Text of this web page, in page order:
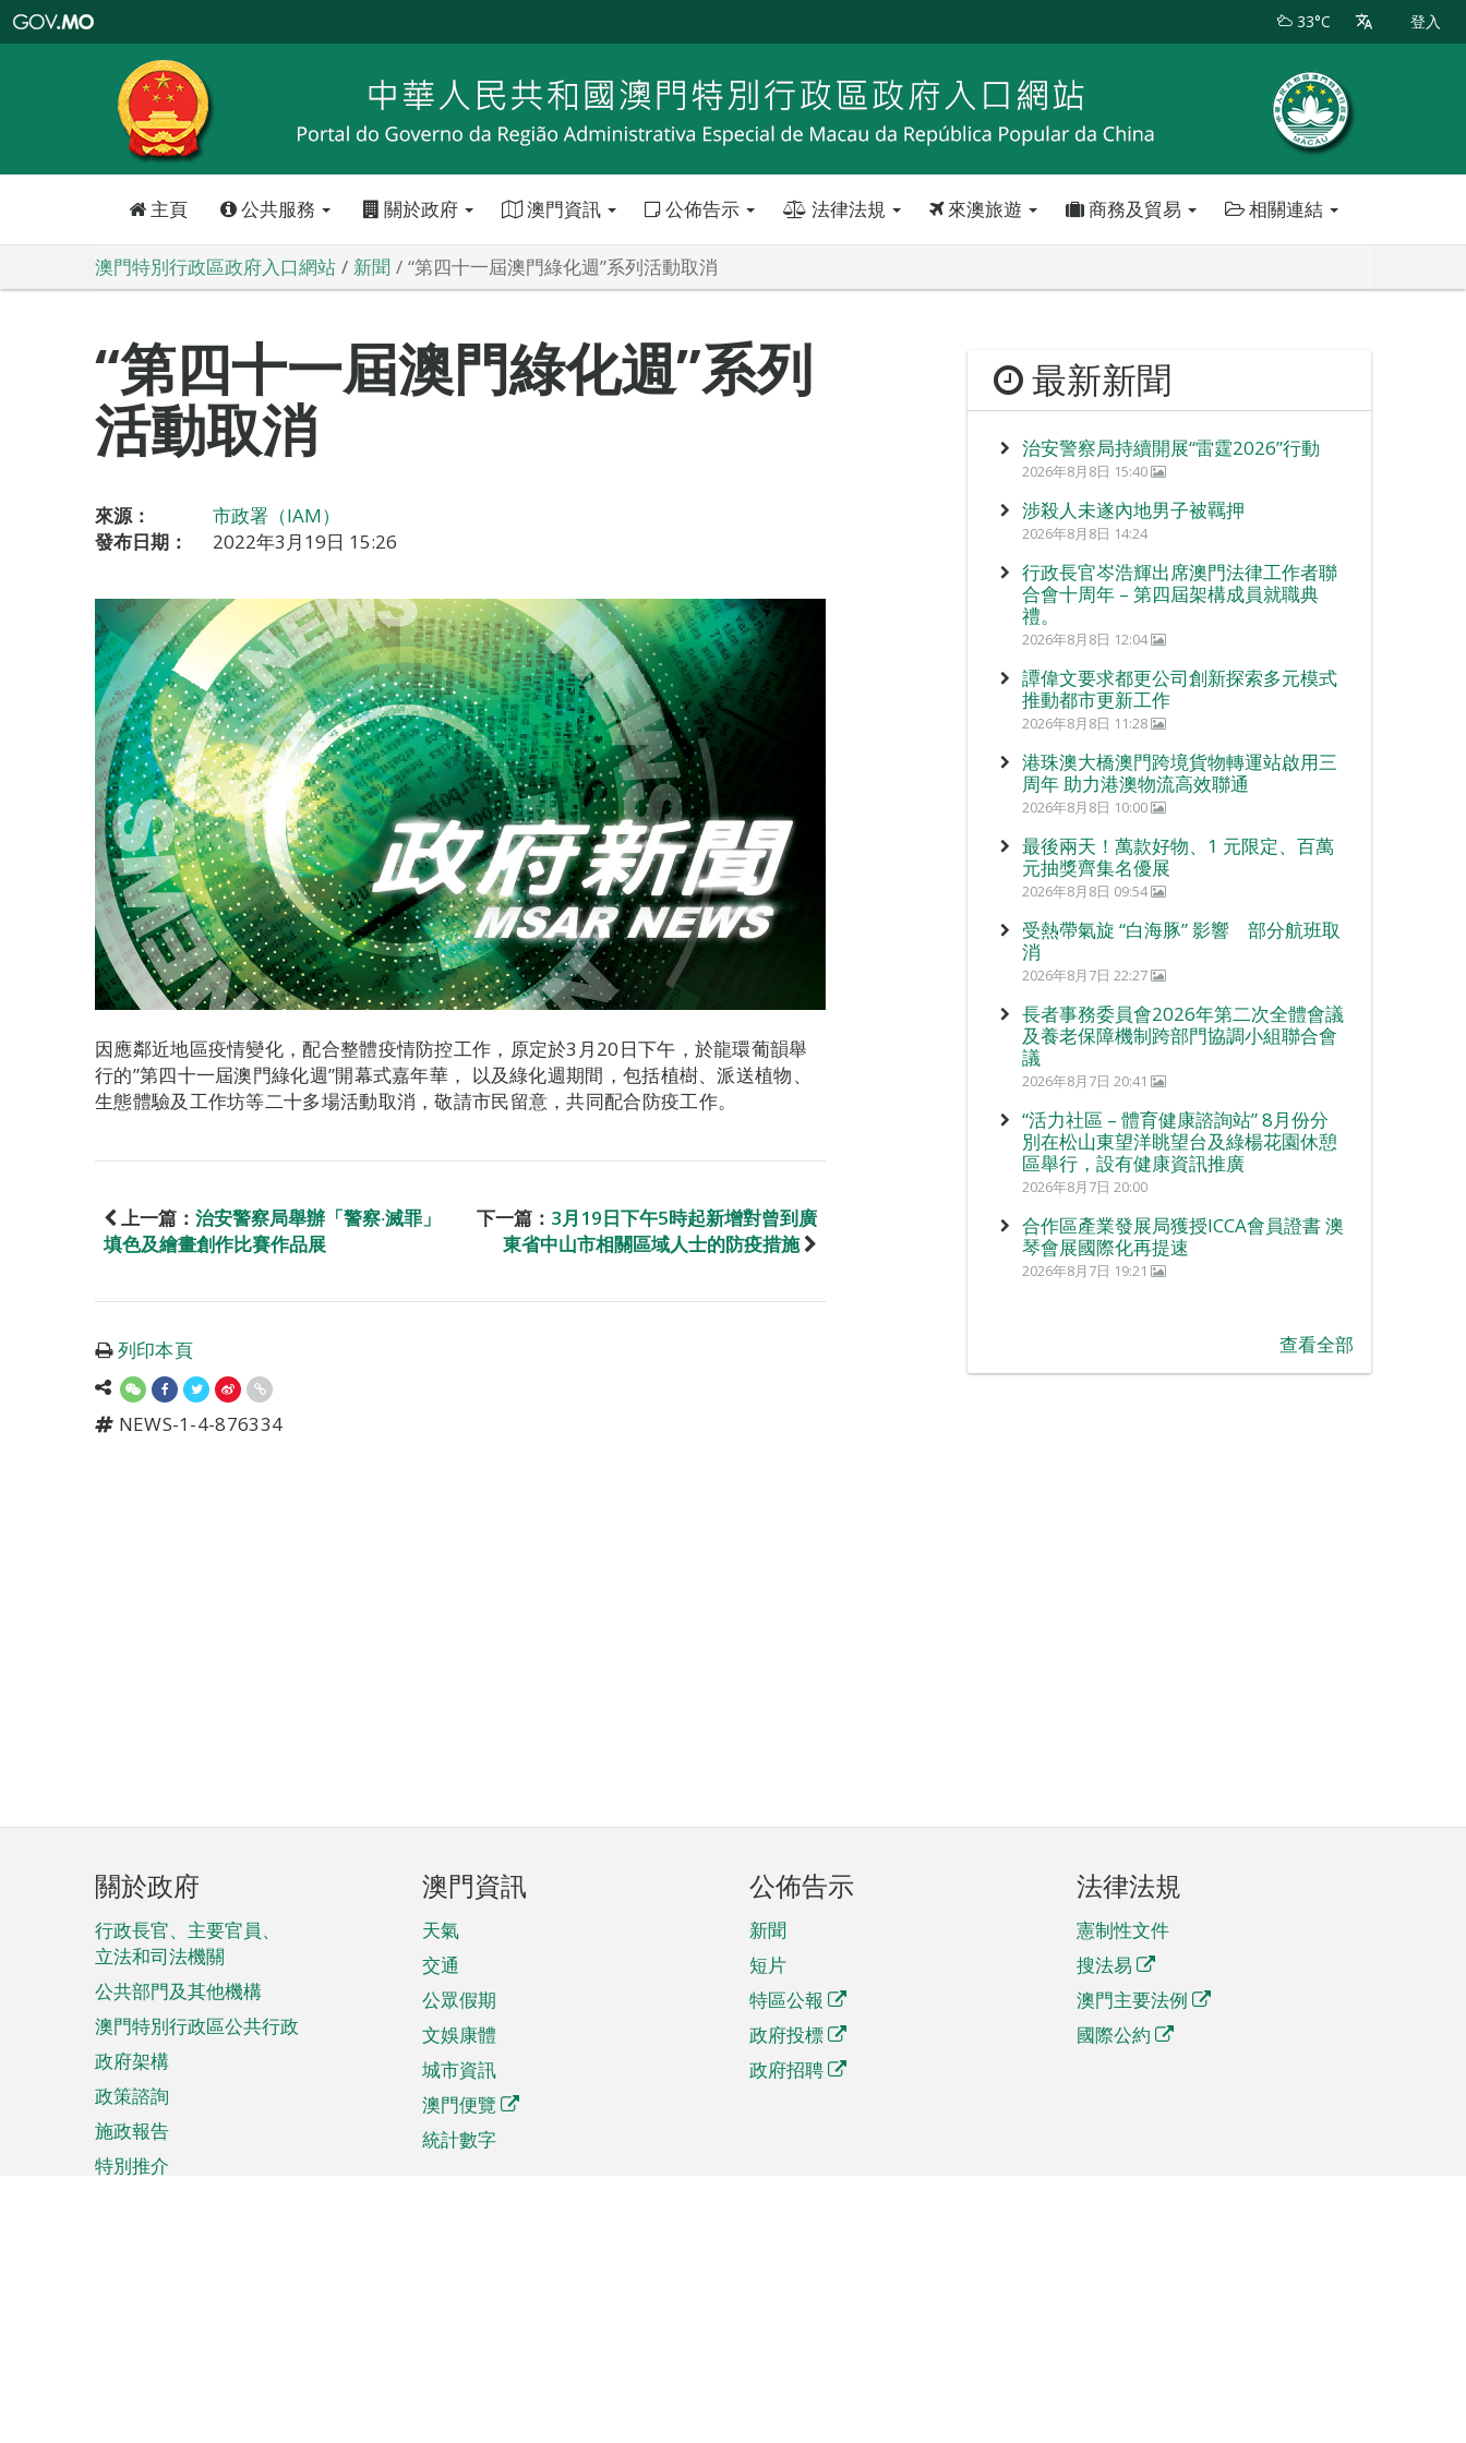
特
政
區
政
口
33°C 登入
主頁 公共服務 關於政府 澳門資訊 公佈告示 法律法規 來澳旅遊 商務及貿易 相關連結
澳門特別行政區政府入口網站 新聞 “第四十一屆澳門綠化週”系列活動取消
“第四十一屆澳門綠化週”系列
活動取消
來源：
市政署（IAM）
發布日期：
2022年3月19日 15:26
因應鄰近地區疫情變化，配合整體疫情防控工作，原定於3月20日下午，於龍環葡韻舉
行的”第四十一屆澳門綠化週”開幕式嘉年華， 以及綠化週期間，包括植樹、派送植物、
生態體驗及工作坊等二十多場活動取消，敬請市民留意，共同配合防疫工作。
上一篇： 治安警察局舉辦「警察‧滅罪」
填色及繪畫創作比賽作品展
下一篇： 3月19日下午5時起新增對曾到廣
東省中山市相關區域人士的防疫措施
列印本頁
NEWS-1-4-876334
最新新聞
治安警察局持續開展“雷霆2026”行動
2026年8月8日 15:40
涉殺人未遂內地男子被羈押
2026年8月8日 14:24
行政長官岑浩輝出席澳門法律工作者聯
合會十周年 – 第四屆架構成員就職典
禮。
2026年8月8日 12:04
譚偉文要求都更公司創新探索多元模式
推動都市更新工作
2026年8月8日 11:28
港珠澳大橋澳門跨境貨物轉運站啟用三
周年 助力港澳物流高效聯通
2026年8月8日 10:00
最後兩天！萬款好物、1 元限定、百萬
元抽獎齊集名優展
2026年8月8日 09:54
受熱帶氣旋 “白海豚” 影響 部分航班取
消
2026年8月7日 22:27
長者事務委員會2026年第二次全體會議
及養老保障機制跨部門協調小組聯合會
議
2026年8月7日 20:41
“活力社區 – 體育健康諮詢站” 8月份分
別在松山東望洋眺望台及綠楊花園休憩
區舉行，設有健康資訊推廣
2026年8月7日 20:00
合作區產業發展局獲授ICCA會員證書 澳
琴會展國際化再提速
2026年8月7日 19:21
查看全部
頁
腳
菜
單
關於政府
行政長官、主要官員、
立法和司法機關
公共部門及其他機構
澳門特別行政區公共行政
政府架構
政策諮詢
施政報告
特別推介
澳門資訊
天氣
交通
公眾假期
文娛康體
城市資訊
澳門便覽
統計數字
公佈告示
新聞
短片
特區公報
政府投標
政府招聘
法律法規
憲制性文件
搜法易
澳門主要法例
國際公約